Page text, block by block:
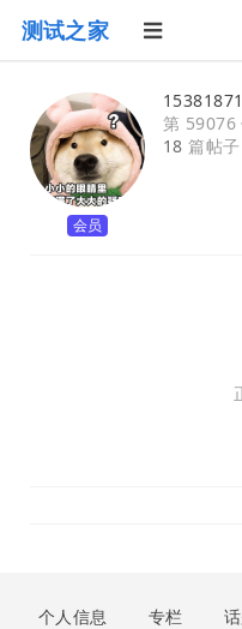
测试之家
会员
第 59076
18 篇帖子
个人信息 专栏